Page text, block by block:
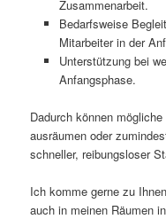
Zusammenarbeit.
Bedarfsweise
Mitarbeiter in der
Unterstützung bei
Anfangsphase.
Dadurch können
ausräumen oder
schneller, reibungsloser
Ich komme gerne zu
auch in meinen Räumen